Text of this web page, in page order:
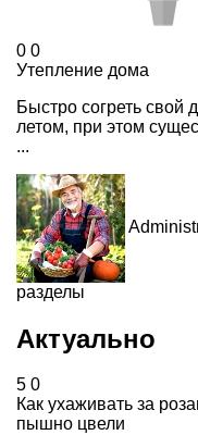
0 0
Утепление дома
Быстро согреть свой
летом, при этом
...
разделы
Актуально
5 0
Как ухаживать за
пышно цвели